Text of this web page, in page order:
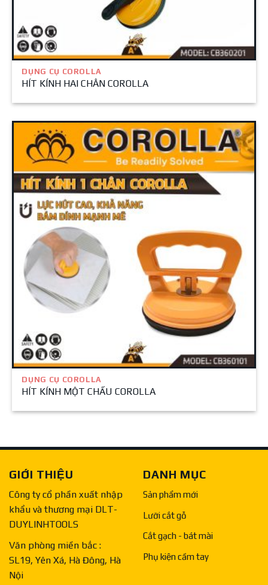
DỤNG CỤ COROLLA
HÍT KÍNH HAI CHÂN COROLLA
DỤNG CỤ COROLLA
HÍT KÍNH MỘT CHẤU COROLLA
GIỚI THIỆU
Công ty cổ phần xuất nhập
khẩu và thương mại DLT-
DUYLINHTOOLS
Văn phòng miền bắc :
SL19, Yên Xá, Hà Đông, Hà
Nội
DANH MỤC
Sản phẩm mới
Lưỡi cắt gỗ
Cắt gạch - bát mài
Phụ kiện cầm tay